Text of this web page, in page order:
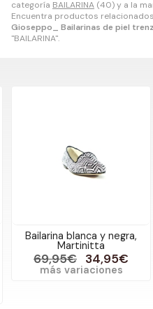
categoría BAILARINA (40) y a la
Encuentra productos
Gioseppo_ Bailarinas de piel
"BAILARINA".
y negra,
34,95€
más